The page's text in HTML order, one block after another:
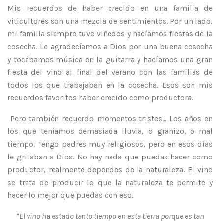
Mis recuerdos de haber crecido en una familia de
viticultores son una mezcla de sentimientos. Por un lado,
mi familia siempre tuvo viñedos y hacíamos fiestas de la
cosecha. Le agradecíamos a Dios por una buena cosecha
y tocábamos música en la guitarra y hacíamos una gran
fiesta del vino al final del verano con las familias de
todos los que trabajaban en la cosecha. Esos son mis
recuerdos favoritos haber crecido como productora.
Pero también recuerdo momentos tristes... Los años en
los que teníamos demasiada lluvia, o granizo, o mal
tiempo. Tengo padres muy religiosos, pero en esos días
le gritaban a Dios. No hay nada que puedas hacer como
productor, realmente dependes de la naturaleza. El vino
se trata de producir lo que la naturaleza te permite y
hacer lo mejor que puedas con eso.
“El vino ha estado tanto tiempo en esta tierra porque es tan